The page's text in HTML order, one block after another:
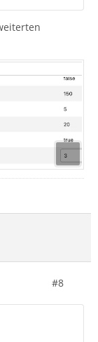
#8